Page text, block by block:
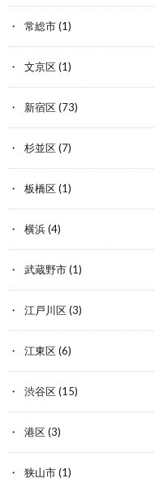
常総市(1)
文京区(1)
新宿区(73)
杉並区(7)
板橋区(1)
横浜(4)
武蔵野市(1)
江戸川区(3)
江東区(6)
渋谷区(15)
港区(3)
狭山市(1)